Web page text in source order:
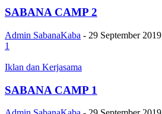
SABANA CAMP 2
Admin SabanaKaba - 29 September 2019
1
Iklan dan Kerjasama
SABANA CAMP 1